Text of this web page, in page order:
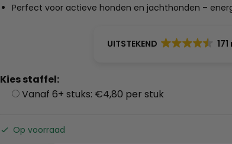
Perfect voor actieve honden en jachthonden –
UITSTEKEND
Kies staffel:
Vanaf 6+ stuks: €4,80 per stuk
Op voorraad